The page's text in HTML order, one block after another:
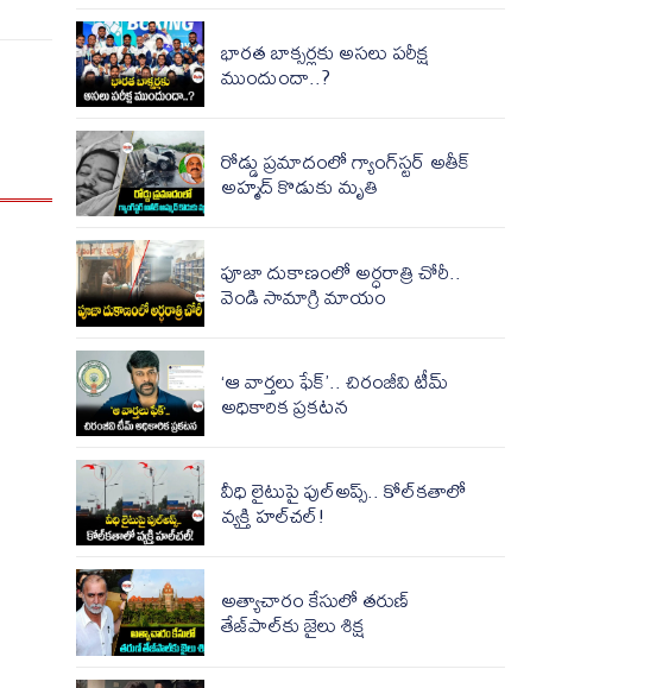
భారత బాక్సర్లకు అసలు పరీక్ష
ముందుందా..?
రోడ్డు ప్రమాదంలో గ్యాంగ్‌స్టర్ అతీక్
అహ్మద్ కొడుకు మృతి
పూజా దుకాణంలో అర్ధరాత్రి చోరీ..
వెండి సామాగ్రి మాయం
‘ఆ వార్తలు ఫేక్’.. చిరంజీవి టీమ్
అధికారిక ప్రకటన
వీధి లైటుపై పుల్‌అప్స్‌.. కోల్‌కతాలో
వ్యక్తి హల్‌చల్!
అత్యాచారం కేసులో తరుణ్
తేజ్‌పాల్‌కు జైలు శిక్ష